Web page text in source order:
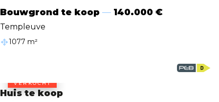
Bouwgrond te koop 140.000 €
Templeuve
1077 m²
Oppervlakte van het terrein
VERKOCHT
Huis te koop